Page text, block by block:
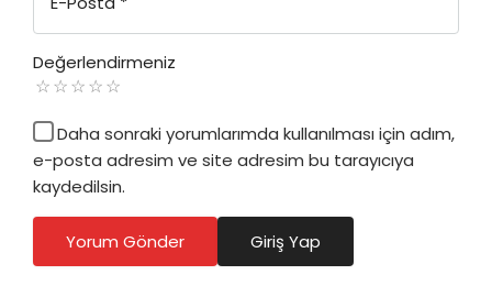
Değerlendirmeniz
Daha sonraki yorumlarımda kullanılması için adım,
e-posta adresim ve site adresim bu tarayıcıya
kaydedilsin.
Yorum Gönder Giriş Yap